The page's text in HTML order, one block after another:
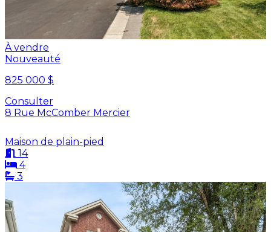
À vendre
Nouveauté
825 000 $
Consulter
8 Rue McComber Mercier
Maison de plain-pied
14
4
3